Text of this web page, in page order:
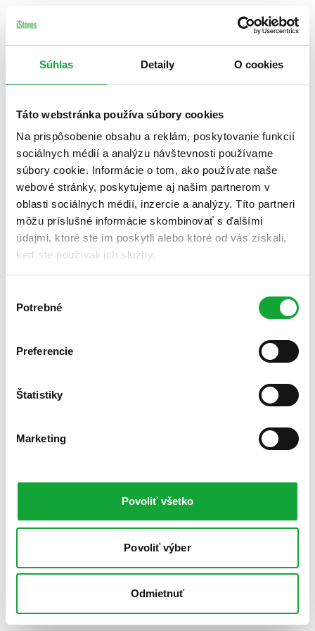
Súhlas Detaily O cookies
Táto webstránka používa súbory cookies
Na prispôsobenie obsahu a reklám, poskytovanie funkcií
sociálnych médií a analýzu návštevnosti používame
súbory cookie. Informácie o tom, ako používate naše
webové stránky, poskytujeme aj našim partnerom v
oblasti sociálnych médií, inzercie a analýzy. Títo partneri
môžu príslušné informácie skombinovať s ďalšími
údajmi, ktoré ste im poskytli alebo ktoré od vás získali,
keď ste používali ich služby.
súhlasu
Potrebné
Preferencie
Štatistiky
Marketing
Povoliť všetko
Povoliť výber
Odmietnuť